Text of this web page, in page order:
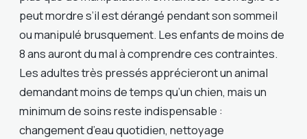
peut mordre s’il est dérangé pendant son sommeil
ou manipulé brusquement. Les enfants de moins de
8 ans auront du mal à comprendre ces contraintes.
Les adultes très pressés apprécieront un animal
demandant moins de temps qu’un chien, mais un
minimum de soins reste indispensable :
changement d’eau quotidien, nettoyage